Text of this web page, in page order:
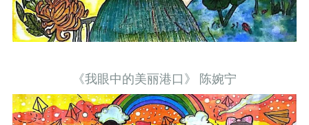
《我眼中的美丽港口》 陈婉宁